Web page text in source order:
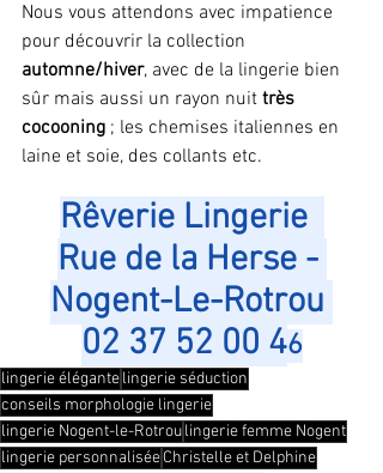
Nous vous attendons avec impatience
pour découvrir la collection
automne/hiver, avec de la lingerie bien
sûr mais aussi un rayon nuit très
cocooning ; les chemises italiennes en
laine et soie, des collants etc.
Rêverie Lingerie
Rue de la Herse -
Nogent-Le-Rotrou
02 37 52 00 46
lingerie élégantelingerie séduction
conseils morphologie lingerie
lingerie Nogent-le-Rotroulingerie femme Nogent
lingerie personnaliséeChristelle et Delphine